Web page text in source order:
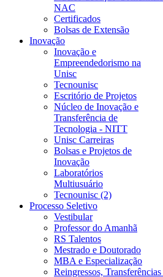
NAC
Certificados
Bolsas de Extensão
Inovação
Inovação e
Empreendedorismo na
Unisc
Tecnounisc
Escritório de Projetos
Núcleo de Inovação e
Transferência de
Tecnologia - NITT
Unisc Carreiras
Bolsas e Projetos de
Inovação
Laboratórios
Multiusuário
Tecnounisc (2)
Processo Seletivo
Vestibular
Professor do Amanhã
RS Talentos
Mestrado e Doutorado
MBA e Especialização
Reingressos, Transferências